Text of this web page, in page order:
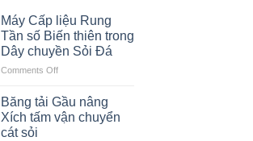
Máy Cấp liệu Rung
Tần số Biến thiên trong
Dây chuyền Sỏi Đá
Comments Offon
Cấp
liệu
Rung
Băng tải Gầu nâng
Xích tấm vận chuyển
cát sỏi